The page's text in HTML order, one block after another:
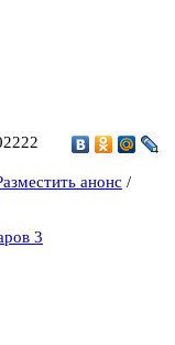
анонс /
3